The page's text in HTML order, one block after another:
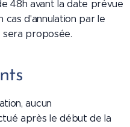
48h avant la date prévue
cas d'annulation par le
sera proposée.
aucun
après le début de la